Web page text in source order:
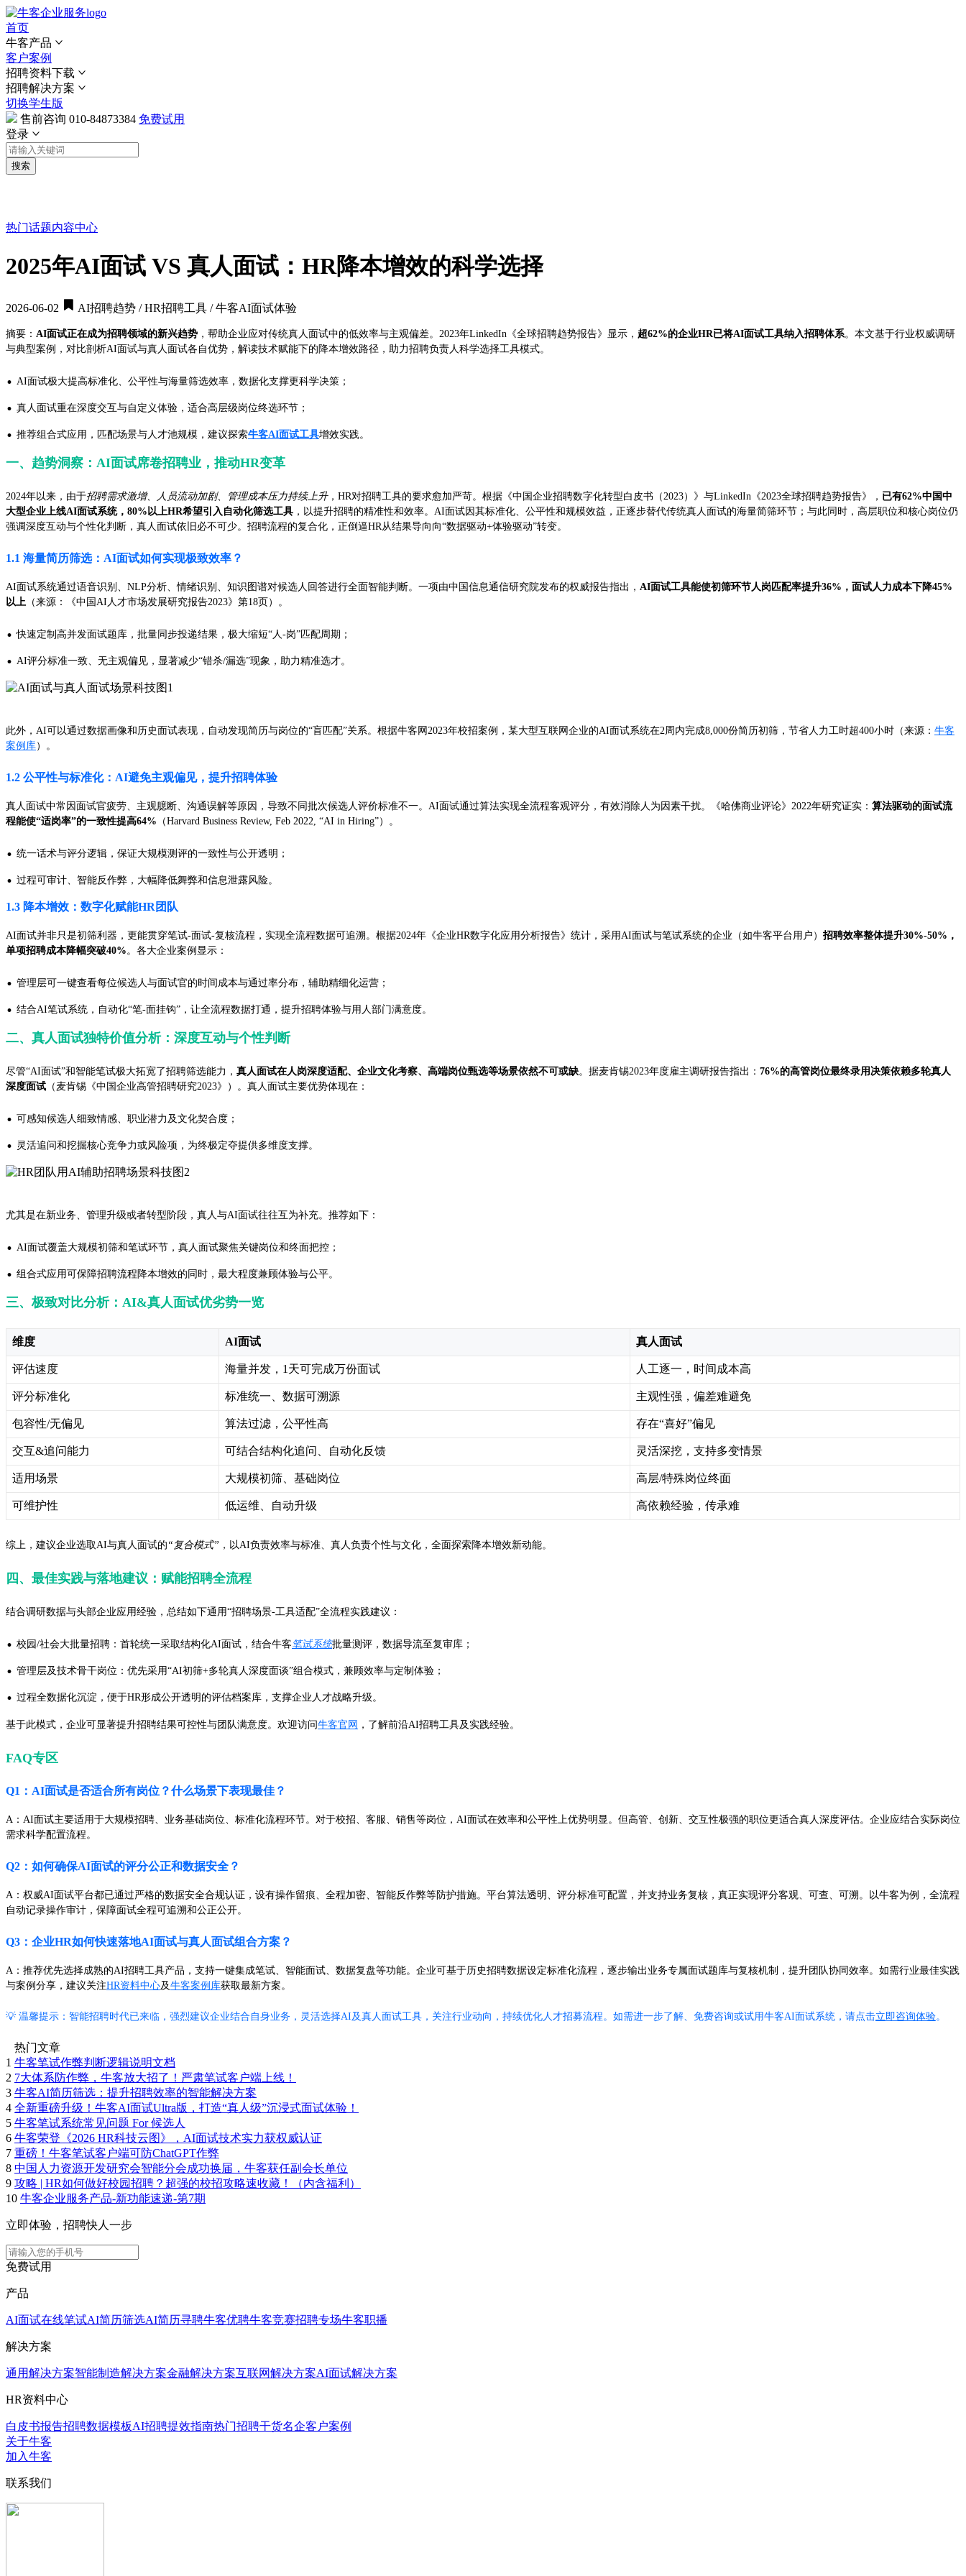
首页
牛客产品
客户案例
招聘资料下载
招聘解决方案
切换学生版
售前咨询 010-84873384 免费试用
登录
搜索
热门话题内容中心
2025年AI面试 VS 真人面试：HR降本增效的科学选择
2026-06-02 AI招聘趋势 / HR招聘工具 / 牛客AI面试体验
摘要： AI面试正在成为招聘领域的新兴趋势 ，帮助企业应对传统真人面试中的低效率与主观偏差。2023年LinkedIn《全球招聘趋势报告》显示， 超62%的企业HR已将AI面试工具纳入招聘体系。本文基于行业权威调研
与典型案例，对比剖析AI面试与真人面试各自优势，解读技术赋能下的降本增效路径，助力招聘负责人科学选择工具模式。
· AI面试极大提高标准化、公平性与海量筛选效率，数据化支撑更科学决策；
· 真人面试重在深度交互与自定义体验，适合高层级岗位终选环节；
· 推荐组合式应用，匹配场景与人才池规模，建议探索牛客AI面试工具增效实践。
一、趋势洞察：AI面试席卷招聘业，推动HR变革
2024年以来，由于招聘需求激增、人员流动加剧、管理成本压力持续上升，HR对招聘工具的要求愈加严苛。根据《中国企业招聘数字化转型白皮书（2023）》与LinkedIn《2023全球招聘趋势报告》， 已有62%中国中
大型企业上线AI面试系统，80%以上HR希望引入自动化筛选工具 ，以提升招聘的精准性和效率。AI面试因其标准化、公平性和规模效益，正逐步替代传统真人面试的海量简筛环节；与此同时，高层职位和核心岗位仍
强调深度互动与个性化判断，真人面试依旧必不可少。招聘流程的复合化，正倒逼HR从结果导向向“数据驱动+体验驱动”转变。
1.1 海量简历筛选：AI面试如何实现极致效率？
AI面试系统通过语音识别、NLP分析、情绪识别、知识图谱对候选人回答进行全面智能判断。一项由中国信息通信研究院发布的权威报告指出， AI面试工具能使初筛环节人岗匹配率提升36%，面试人力成本下降45%
以上 （来源：《中国AI人才市场发展研究报告2023》第18页）。
· 快速定制高并发面试题库，批量同步投递结果，极大缩短“人-岗”匹配周期；
· AI评分标准一致、无主观偏见，显著减少“错杀/漏选”现象，助力精准选才。
此外，AI可以通过数据画像和历史面试表现，自动发现简历与岗位的“盲匹配”关系。根据牛客网2023年校招案例，某大型互联网企业的AI面试系统在2周内完成8,000份简历初筛，节省人力工时超400小时（来源： 牛客
案例库）。
1.2 公平性与标准化：AI避免主观偏见，提升招聘体验
真人面试中常因面试官疲劳、主观臆断、沟通误解等原因，导致不同批次候选人评价标准不一。AI面试通过算法实现全流程客观评分，有效消除人为因素干扰。《哈佛商业评论》2022年研究证实： 算法驱动的面试流
程能使“适岗率”的一致性提高64% （Harvard Business Review, Feb 2022, “AI in Hiring”）。
· 统一话术与评分逻辑，保证大规模测评的一致性与公开透明；
· 过程可审计、智能反作弊，大幅降低舞弊和信息泄露风险。
1.3 降本增效：数字化赋能HR团队
AI面试并非只是初筛利器，更能贯穿笔试-面试-复核流程，实现全流程数据可追溯。根据2024年《企业HR数字化应用分析报告》统计，采用AI面试与笔试系统的企业（如牛客平台用户） 招聘效率整体提升30%-50%，
单项招聘成本降幅突破40%。各大企业案例显示：
· 管理层可一键查看每位候选人与面试官的时间成本与通过率分布，辅助精细化运营；
· 结合AI笔试系统，自动化“笔-面挂钩”，让全流程数据打通，提升招聘体验与用人部门满意度。
二、真人面试独特价值分析：深度互动与个性判断
尽管“AI面试”和智能笔试极大拓宽了招聘筛选能力， 真人面试在人岗深度适配、企业文化考察、高端岗位甄选等场景依然不可或缺。据麦肯锡2023年度雇主调研报告指出： 76%的高管岗位最终录用决策依赖多轮真人
深度面试 （麦肯锡《中国企业高管招聘研究2023》）。真人面试主要优势体现在：
· 可感知候选人细致情感、职业潜力及文化契合度；
· 灵活追问和挖掘核心竞争力或风险项，为终极定夺提供多维度支撑。
尤其是在新业务、管理升级或者转型阶段，真人与AI面试往往互为补充。推荐如下：
· AI面试覆盖大规模初筛和笔试环节，真人面试聚焦关键岗位和终面把控；
· 组合式应用可保障招聘流程降本增效的同时，最大程度兼顾体验与公平。
三、极致对比分析：AI&真人面试优劣势一览
维度 AI面试 真人面试
评估速度 海量并发，1天可完成万份面试 人工逐一，时间成本高
评分标准化 标准统一、数据可溯源 主观性强，偏差难避免
包容性/无偏见 算法过滤，公平性高 存在“喜好”偏见
交互&追问能力 可结合结构化追问、自动化反馈 灵活深挖，支持多变情景
适用场景 大规模初筛、基础岗位 高层/特殊岗位终面
可维护性 低运维、自动升级 高依赖经验，传承难
综上，建议企业选取AI与真人面试的 “复合模式” ，以AI负责效率与标准、真人负责个性与文化，全面探索降本增效新动能。
四、最佳实践与落地建议：赋能招聘全流程
结合调研数据与头部企业应用经验，总结如下通用“招聘场景-工具适配”全流程实践建议：
· 校园/社会大批量招聘：首轮统一采取结构化AI面试，结合牛客笔试系统批量测评，数据导流至复审库；
· 管理层及技术骨干岗位：优先采用“AI初筛+多轮真人深度面谈”组合模式，兼顾效率与定制体验；
· 过程全数据化沉淀，便于HR形成公开透明的评估档案库，支撑企业人才战略升级。
基于此模式，企业可显著提升招聘结果可控性与团队满意度。欢迎访问牛客官网 ，了解前沿AI招聘工具及实践经验。
FAQ专区
Q1：AI面试是否适合所有岗位？什么场景下表现最佳？
A：AI面试主要适用于大规模招聘、业务基础岗位、标准化流程环节。对于校招、客服、销售等岗位，AI面试在效率和公平性上优势明显。但高管、创新、交互性极强的职位更适合真人深度评估。企业应结合实际岗位
需求科学配置流程。
Q2：如何确保AI面试的评分公正和数据安全？
A：权威AI面试平台都已通过严格的数据安全合规认证，设有操作留痕、全程加密、智能反作弊等防护措施。平台算法透明、评分标准可配置，并支持业务复核，真正实现评分客观、可查、可溯。以牛客为例，全流程
自动记录操作审计，保障面试全程可追溯和公正公开。
Q3：企业HR如何快速落地AI面试与真人面试组合方案？
A：推荐优先选择成熟的AI招聘工具产品，支持一键集成笔试、智能面试、数据复盘等功能。企业可基于历史招聘数据设定标准化流程，逐步输出业务专属面试题库与复核机制，提升团队协同效率。如需行业最佳实践
与案例分享，建议关注HR资料中心及牛客案例库获取最新方案。
💡 温馨提示：智能招聘时代已来临，强烈建议企业结合自身业务，灵活选择AI及真人面试工具，关注行业动向，持续优化人才招募流程。如需进一步了解、免费咨询或试用牛客AI面试系统，请点击立即咨询体验。
热门文章
1 牛客笔试作弊判断逻辑说明文档
2 7大体系防作弊，牛客放大招了！严肃笔试客户端上线！
3 牛客AI简历筛选：提升招聘效率的智能解决方案
4 全新重磅升级！牛客AI面试Ultra版，打造“真人级”沉浸式面试体验！
5 牛客笔试系统常见问题 For 候选人
6 牛客荣登《2026 HR科技云图》，AI面试技术实力获权威认证
7 重磅！牛客笔试客户端可防ChatGPT作弊
8 中国人力资源开发研究会智能分会成功换届，牛客获任副会长单位
9 攻略 | HR如何做好校园招聘？超强的校招攻略速收藏！（内含福利）
10 牛客企业服务产品-新功能速递-第7期
立即体验，招聘快人一步
免费试用
产品
AI面试在线笔试AI简历筛选AI简历寻聘牛客优聘牛客竞赛招聘专场牛客职播
解决方案
通用解决方案智能制造解决方案金融解决方案互联网解决方案AI面试解决方案
HR资料中心
白皮书报告招聘数据模板AI招聘提效指南热门招聘干货名企客户案例
关于牛客
加入牛客
联系我们